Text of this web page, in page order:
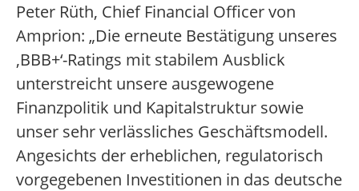
Peter Rüth, Chief Financial Officer von
Amprion: „Die erneute Bestätigung unseres
‚BBB+‘-Ratings mit stabilem Ausblick
unterstreicht unsere ausgewogene
Finanzpolitik und Kapitalstruktur sowie
unser sehr verlässliches Geschäftsmodell.
Angesichts der erheblichen, regulatorisch
vorgegebenen Investitionen in das deutsche